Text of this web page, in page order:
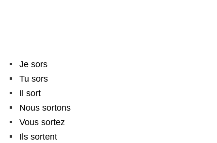
Je sors
Tu sors
Il sort
Nous sortons
Vous sortez
Ils sortent